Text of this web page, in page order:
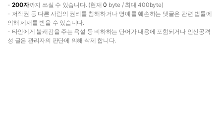
- 200자까지 쓰실 수 있습니다. (현재0 byte / 최대 400byte)
- 저작권 등 다른 사람의 권리를 침해하거나 명예를 훼손하는 댓글은 관련 법률에
의해 제재를 받을 수 있습니다.
- 타인에게 불쾌감을 주는 욕설 등 비하하는 단어가 내용에 포함되거나 인신공격
성 글은 관리자의 판단에 의해 삭제 합니다.